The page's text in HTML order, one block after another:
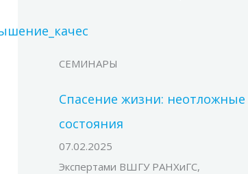
СЕМИНАРЫ
Спасение жизни: неотложные
состояния
07.02.2025
Экспертами ВШГУ РАНХиГС,